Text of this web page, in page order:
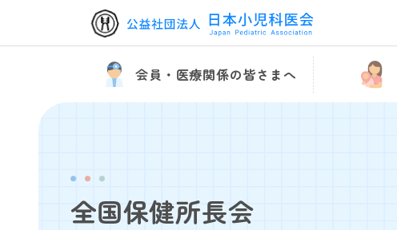
会員・医療関係の皆さまへ
全国保健所長会